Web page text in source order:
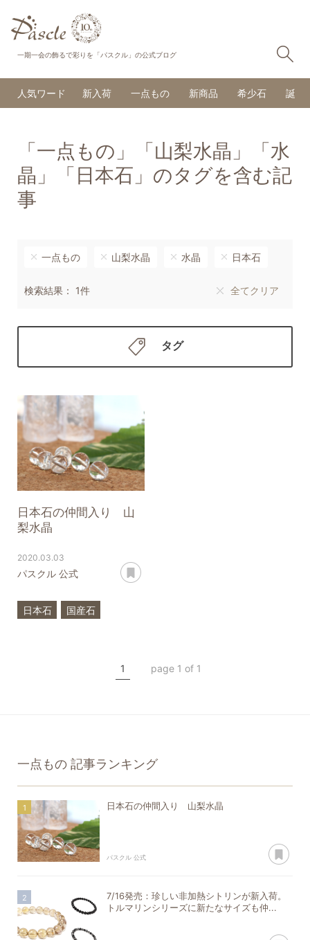
一期一会の飾るで彩りを「パスクル」の公式ブログ
人気ワード 新入荷 一点もの 新商品 希少石 誕生
「一点もの」「山梨水晶」「水
晶」「日本石」のタグを含む記
事
一点もの 山梨水晶 水晶 日本石
検索結果： 1件 全てクリア
タグ
日本石の仲間入り 山
梨水晶
2020.03.03
パスクル 公式
日本石
国産石
1 page 1 of 1
一点もの 記事ランキング
日本石の仲間入り 山梨水晶
パスクル 公式
7/16発売：珍しい非加熱シトリンが新入荷。
トルマリンシリーズに新たなサイズも仲...